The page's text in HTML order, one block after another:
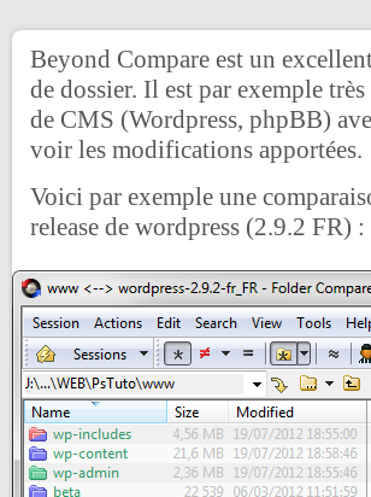
Beyond Compare est un
de dossier. Il est par exemple
de CMS (Wordpress, phpBB)
voir les modifications apportées.
Voici par exemple une
release de wordpress (2.9.2 FR) :